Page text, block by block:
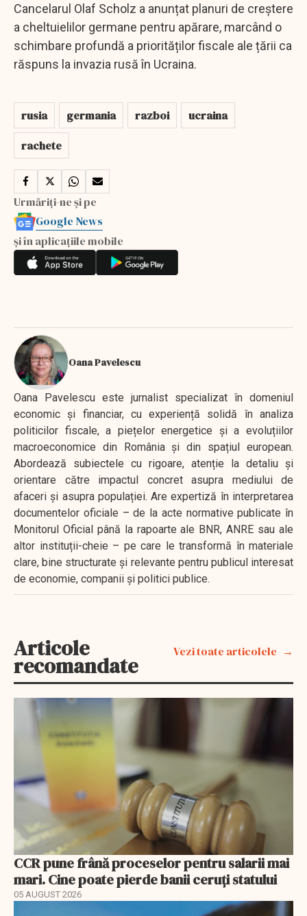
Cancelarul Olaf Scholz a anunțat planuri de creștere
a cheltuielilor germane pentru apărare, marcând o
schimbare profundă a priorităților fiscale ale țării ca
răspuns la invazia rusă în Ucraina.
rusia germania razboi
ucraina
rachete
Urmăriți-ne și pe
Google News
și în aplicațiile mobile
Oana Pavelescu
Oana Pavelescu este jurnalist specializat în domeniul
economic și financiar, cu experiență solidă în analiza
politicilor fiscale, a piețelor energetice și a evoluțiilor
macroeconomice din România și din spațiul european.
Abordează subiectele cu rigoare, atenție la detaliu și
orientare către impactul concret asupra mediului de
afaceri și asupra populației. Are expertiză în interpretarea
documentelor oficiale – de la acte normative publicate în
Monitorul Oficial până la rapoarte ale BNR, ANRE sau ale
altor instituții-cheie – pe care le transformă în materiale
clare, bine structurate și relevante pentru publicul interesat
de economie, companii și politici publice.
Articole
recomandate
Vezi toate articolele
CCR pune frână proceselor pentru salarii mai
mari. Cine poate pierde banii ceruți statului
05 AUGUST 2026